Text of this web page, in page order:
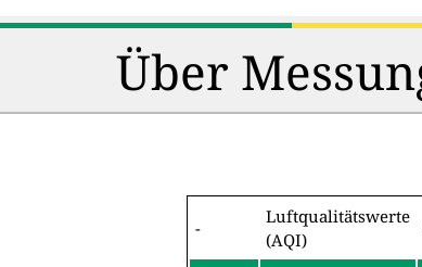
Über
-
Luftqualitätswerte
(AQI)